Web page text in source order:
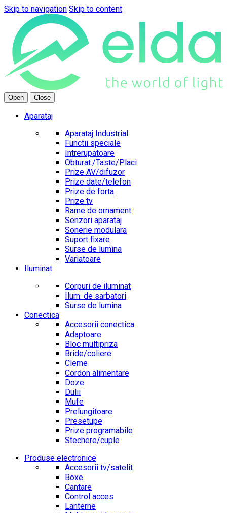
Skip to navigation Skip to content
Open Close
Aparataj
Aparataj Industrial
Functii speciale
Intrerupatoare
Obturat./Taste/Placi
Prize AV/difuzor
Prize date/telefon
Prize de forta
Prize tv
Rame de ornament
Senzori aparataj
Sonerie modulara
Suport fixare
Surse de lumina
Variatoare
Iluminat
Corpuri de iluminat
Ilum. de sarbatori
Surse de lumina
Conectica
Accesorii conectica
Adaptoare
Bloc multipriza
Bride/coliere
Cleme
Cordon alimentare
Doze
Dulii
Mufe
Prelungitoare
Presetupe
Prize programabile
Stechere/cuple
Produse electronice
Accesorii tv/satelit
Boxe
Cantare
Control acces
Lanterne